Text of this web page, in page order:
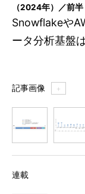
Snowflakeや
ータ分析基盤
（2024年）／前半
記事画像 ＋
連載